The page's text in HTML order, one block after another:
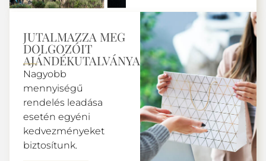
JUTALMAZZA MEG
DOLGOZÓIT
AJÁNDÉKUTALVÁNYAINKKAL.
Nagyobb
mennyiségű
rendelés leadása
esetén egyéni
kedvezményeket
biztosítunk.